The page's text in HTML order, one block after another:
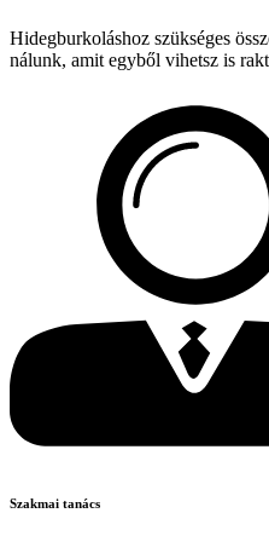
Hidegburkoláshoz szükséges
nálunk, amit egyből vihetsz is
Szakmai tanács